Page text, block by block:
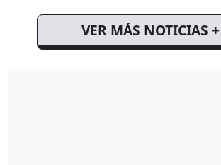
VER MÁS NOTICIAS +